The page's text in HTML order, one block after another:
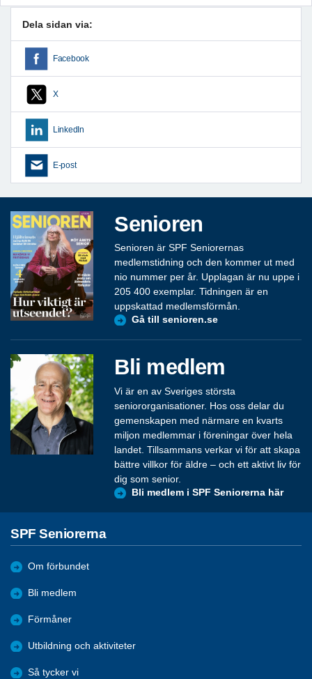
Dela sidan via:
Facebook
X
LinkedIn
E-post
Senioren
Senioren är SPF Seniorernas
medlemstidning och den kommer ut med
nio nummer per år. Upplagan är nu uppe i
205 400 exemplar. Tidningen är en
uppskattad medlemsförmån.
Gå till senioren.se
Bli medlem
Vi är en av Sveriges största
seniororganisationer. Hos oss delar du
gemenskapen med närmare en kvarts
miljon medlemmar i föreningar över hela
landet. Tillsammans verkar vi för att skapa
bättre villkor för äldre – och ett aktivt liv för
dig som senior.
Bli medlem i SPF Seniorerna här
SPF Seniorerna
Om förbundet
Bli medlem
Förmåner
Utbildning och aktiviteter
Så tycker vi